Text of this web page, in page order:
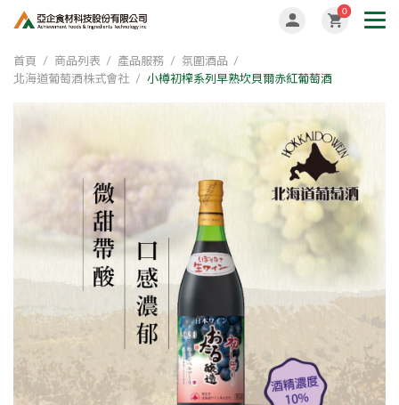
0
首頁 商品列表 產品服務
氛圍酒品
北海道葡萄酒株式會社
小樽初榨系列早熟坎貝爾赤紅葡萄酒